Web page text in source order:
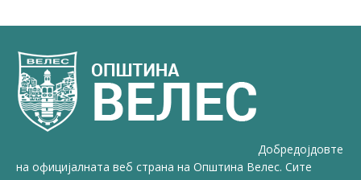
Добредојдовте
на официјалната веб страна на Општина Велес. Сите